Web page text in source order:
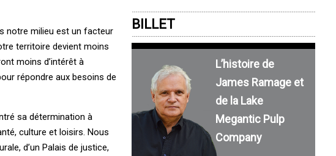
notre milieu est un facteur
territoire devient moins
moins d’intérêt à
répondre aux besoins de
sa détermination à
culture et loisirs. Nous
d’un ­Palais de justice,
BILLET
L’histoire de
James Ramage et
de la Lake
Megantic Pulp
Company